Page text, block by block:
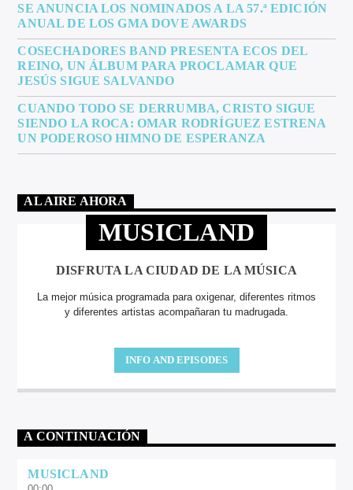
SE ANUNCIA LOS NOMINADOS A LA 57.ª EDICIÓN
ANUAL DE LOS GMA DOVE AWARDS
COSECHADORES BAND PRESENTA ECOS DEL
REINO, UN ÁLBUM PARA PROCLAMAR QUE
JESÚS SIGUE SALVANDO
CUANDO TODO SE DERRUMBA, CRISTO SIGUE
SIENDO LA ROCA: OMAR RODRÍGUEZ ESTRENA
UN PODEROSO HIMNO DE ESPERANZA
AL AIRE AHORA
MUSICLAND
DISFRUTA LA CIUDAD DE LA MÚSICA
La mejor música programada para oxigenar, diferentes ritmos
y diferentes artistas acompañaran tu madrugada.
INFO AND EPISODES
A CONTINUACIÓN
MUSICLAND